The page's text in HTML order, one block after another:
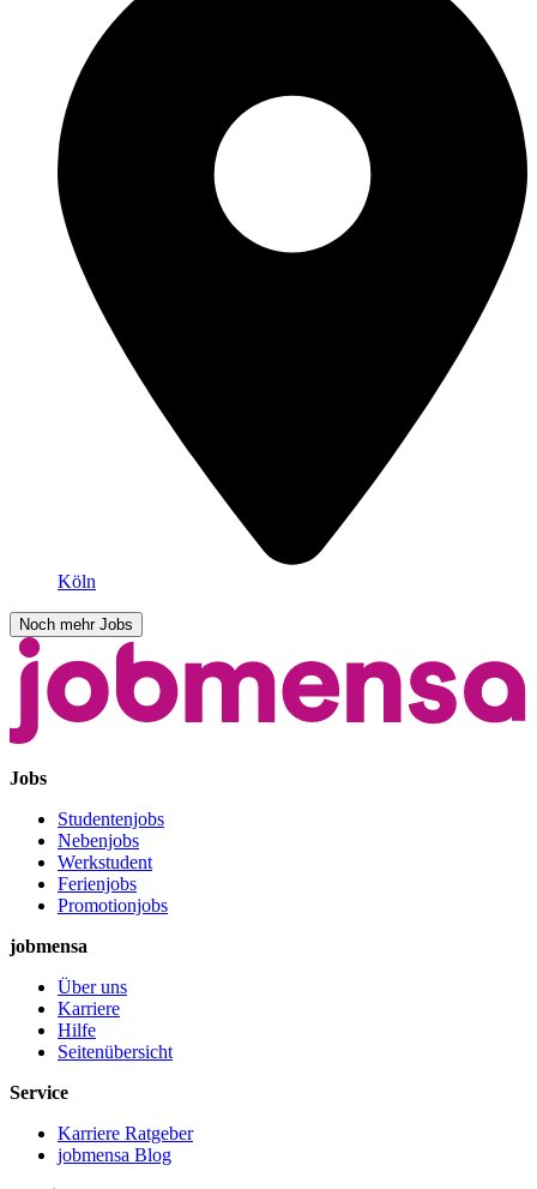
Köln
Noch mehr Jobs
Jobs
Studentenjobs
Nebenjobs
Werkstudent
Ferienjobs
Promotionjobs
jobmensa
Über uns
Karriere
Hilfe
Seitenübersicht
Service
Karriere Ratgeber
jobmensa Blog